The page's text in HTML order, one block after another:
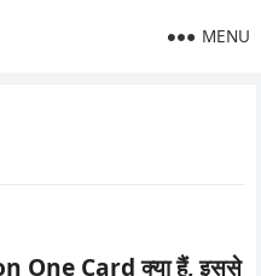
MENU
One Card क्या हैं, इससे